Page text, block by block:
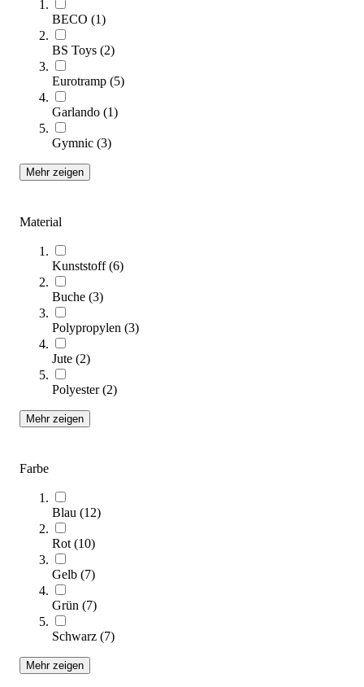
BECO (1)
BS Toys (2)
Eurotramp (5)
Garlando (1)
Gymnic (3)
Mehr zeigen
Material
Kunststoff(6)
Buche (3)
Polypropylen (3)
Jute (2)
Polyester(2)
Mehr zeigen
Farbe
Blau (12)
Rot (10)
Gelb (7)
Grün (7)
Schwarz (7)
Mehr zeigen
Kategorien & Filter
Sie lesen gerade Seite
Seite
Sortieren nach
tanga sports® Stange für Übungshilfe, 100 cm
ab
5,11 €
Zum Produkt
Varianten zur Auswahl
Sofort lieferbar
SALE
tanga sports® Stange für Übungshilfe, 80 cm
ab
3,87 €
Varianten zur Auswahl